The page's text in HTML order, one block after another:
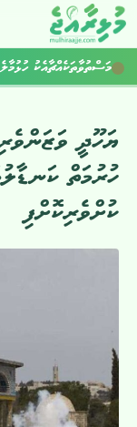
މަސްތުވާތަކެއްޗާއެކު ހުޅުމާލެ ފޭސް 2އިން މީހަކު
ޔަހޫދީ
ހުރުމަތް
ކުށްވެރިކޮށްފި